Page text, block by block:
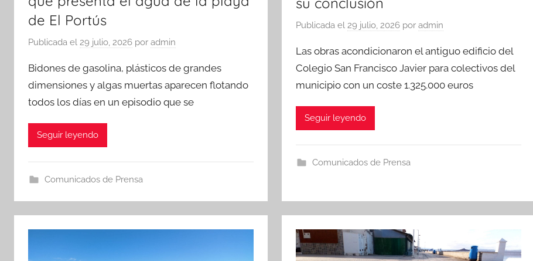
de El Portús
Publicada el 29 julio, 2026 por admin
Bidones de gasolina, plásticos de grandes
dimensiones y algas muertas aparecen flotando
todos los días en un episodio que se
Seguir leyendo
Comunicados de Prensa
Publicada el29 julio, 2026 poradmin
Las obras acondicionaron el antiguo edificio del
Colegio San Francisco Javier para colectivos del
municipio con un coste 1.325.000 euros
Seguir leyendo
Comunicados de Prensa